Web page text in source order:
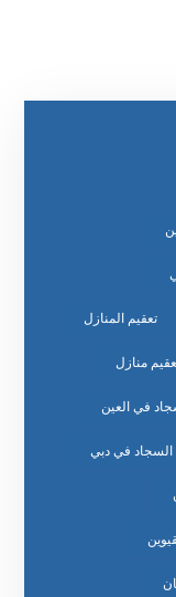
تعقيم المنازل
منازل
في العين
في دبي